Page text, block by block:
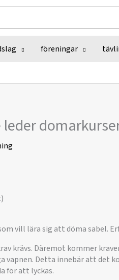
föreningar
leder
vill lära sig att döma sabel.
krävs. Däremot kommer
vapnen. Detta innebär att det
för att lyckas.